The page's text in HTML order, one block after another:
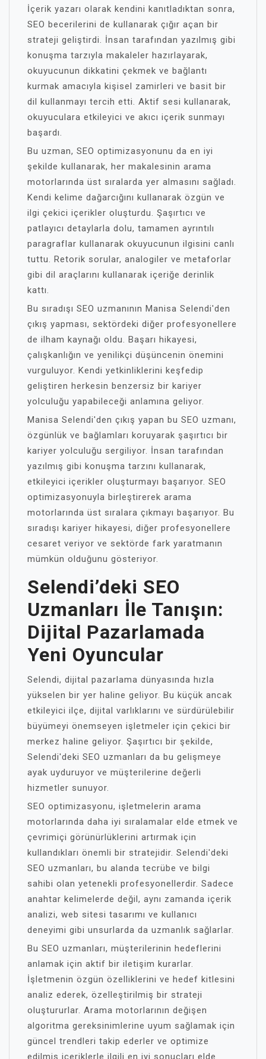
İçerik yazarı olarak kendini kanıtladıktan sonra,
SEO becerilerini de kullanarak çığır açan bir
strateji geliştirdi. İnsan tarafından yazılmış gibi
konuşma tarzıyla makaleler hazırlayarak,
okuyucunun dikkatini çekmek ve bağlantı
kurmak amacıyla kişisel zamirleri ve basit bir
dil kullanmayı tercih etti. Aktif sesi kullanarak,
okuyuculara etkileyici ve akıcı içerik sunmayı
başardı.
Bu uzman, SEO optimizasyonunu da en iyi
şekilde kullanarak, her makalesinin arama
motorlarında üst sıralarda yer almasını sağladı.
Kendi kelime dağarcığını kullanarak özgün ve
ilgi çekici içerikler oluşturdu. Şaşırtıcı ve
patlayıcı detaylarla dolu, tamamen ayrıntılı
paragraflar kullanarak okuyucunun ilgisini canlı
tuttu. Retorik sorular, analogiler ve metaforlar
gibi dil araçlarını kullanarak içeriğe derinlik
kattı.
Bu sıradışı SEO uzmanının Manisa Selendi'den
çıkış yapması, sektördeki diğer profesyonellere
de ilham kaynağı oldu. Başarı hikayesi,
çalışkanlığın ve yenilikçi düşüncenin önemini
vurguluyor. Kendi yetkinliklerini keşfedip
geliştiren herkesin benzersiz bir kariyer
yolculuğu yapabileceği anlamına geliyor.
Manisa Selendi'den çıkış yapan bu SEO uzmanı,
özgünlük ve bağlamları koruyarak şaşırtıcı bir
kariyer yolculuğu sergiliyor. İnsan tarafından
yazılmış gibi konuşma tarzını kullanarak,
etkileyici içerikler oluşturmayı başarıyor. SEO
optimizasyonuyla birleştirerek arama
motorlarında üst sıralara çıkmayı başarıyor. Bu
sıradışı kariyer hikayesi, diğer profesyonellere
cesaret veriyor ve sektörde fark yaratmanın
mümkün olduğunu gösteriyor.
Selendi’deki SEO
Uzmanları İle Tanışın:
Dijital Pazarlamada
Yeni Oyuncular
Selendi, dijital pazarlama dünyasında hızla
yükselen bir yer haline geliyor. Bu küçük ancak
etkileyici ilçe, dijital varlıklarını ve sürdürülebilir
büyümeyi önemseyen işletmeler için çekici bir
merkez haline geliyor. Şaşırtıcı bir şekilde,
Selendi'deki SEO uzmanları da bu gelişmeye
ayak uyduruyor ve müşterilerine değerli
hizmetler sunuyor.
SEO optimizasyonu, işletmelerin arama
motorlarında daha iyi sıralamalar elde etmek ve
çevrimiçi görünürlüklerini artırmak için
kullandıkları önemli bir stratejidir. Selendi'deki
SEO uzmanları, bu alanda tecrübe ve bilgi
sahibi olan yetenekli profesyonellerdir. Sadece
anahtar kelimelerde değil, aynı zamanda içerik
analizi, web sitesi tasarımı ve kullanıcı
deneyimi gibi unsurlarda da uzmanlık sağlarlar.
Bu SEO uzmanları, müşterilerinin hedeflerini
anlamak için aktif bir iletişim kurarlar.
İşletmenin özgün özelliklerini ve hedef kitlesini
analiz ederek, özelleştirilmiş bir strateji
oluştururlar. Arama motorlarının değişen
algoritma gereksinimlerine uyum sağlamak için
güncel trendleri takip ederler ve optimize
edilmiş içeriklerle ilgili en iyi sonuçları elde